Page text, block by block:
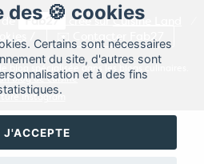
des 🍪 cookies
Certains sont nécessaires
du site, d'autres sont
et à des fins
de Fab27 créé surCuisine
/ ✉️ Contacter Fab27
blog spécialisée dans les blogs culinaires.
blog de cuisine
Instagram